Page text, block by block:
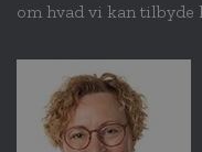
om hvad vi kan tilbyde